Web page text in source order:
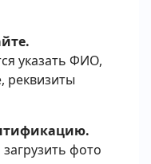
указать ФИО,
реквизиты
фото